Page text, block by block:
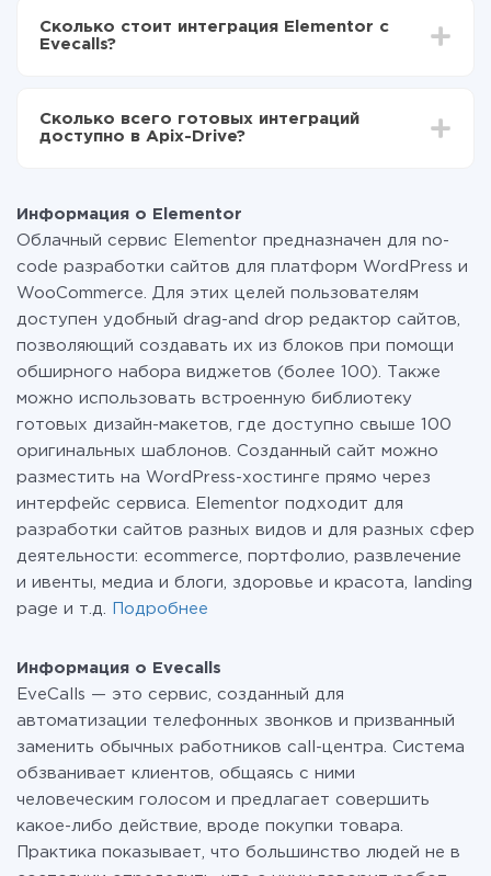
Теперь данные будут автоматически
передаваться из Elementor в Evecalls
отличаться и составлять от 5-ти до 30-минут. В
среднем настройка занимает 10-15 минут.
Сколько стоит интеграция Elementor с
Evecalls?
функционал. Вы оплачиваете только количество
данных, которые по факту передаются из одной
перейти на платный, при необходимости. Подробнее
отарифах.
Сколько всего готовых интеграций
доступно в Apix-Drive?
Информация о Elementor
Облачный сервис Elementor предназначен для no-
code разработки сайтов для платформ WordPress и
WooCommerce. Для этих целей пользователям
доступен удобный drag-and drop редактор сайтов,
позволяющий создавать их из блоков при помощи
обширного набора виджетов (более 100). Также
можно использовать встроенную библиотеку
готовых дизайн-макетов, где доступно свыше 100
оригинальных шаблонов. Созданный сайт можно
разместить на WordPress-хостинге прямо через
интерфейс сервиса. Elementor подходит для
разработки сайтов разных видов и для разных сфер
деятельности: ecommerce, портфолио, развлечение
и ивенты, медиа и блоги, здоровье и красота, landing
page и т.д.
Подробнее
Информация о Evecalls
EveCalls — это сервис, созданный для
автоматизации телефонных звонков и призванный
заменить обычных работников call-центра. Система
обзванивает клиентов, общаясь с ними
человеческим голосом и предлагает совершить
какое-либо действие, вроде покупки товара.
Практика показывает, что большинство людей не в